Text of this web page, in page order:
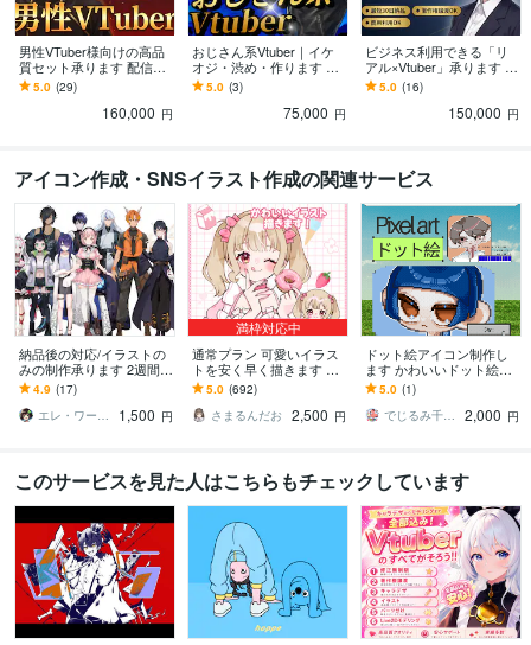
男性VTuber様向けの高品
質セット承ります 配信画
面/背景/ネームロゴ/離席
中/待機中/OP/EDセット
5.0 (29)
160,000 円
おじさん系Vtuber｜イケ
オジ・渋め・作ります 配
信画面/背景/ネームロゴ/離
席中/待機中/OP/EDセット
5.0 (3)
75,000 円
ビジネス利用できる「リ
アル×Vtuber」承ります 広
告塔モデル制作【リアル
タッチ/AI自動音声/人物寄
5.0 (16)
150,000 円
アイコン作成・SNSイラスト作成の関連サービス
納品後の対応/イラストの
みの制作承ります 2週間後
のアフター対応受付窓口
です
4.9 (17)
エレ・ワークス｜Vtuber制作
1,500 円
満枠対応中
通常プラン 可愛いイラス
トを安く早く描きます 歌
ってみた、グッズなど…
用途に合わせた貴方だけ
のイラストを！
5.0 (692)
さまるんだお
2,500 円
ドット絵アイコン制作し
ます かわいいドット絵で
あなただけのSNS用アイ
コンをお作りします
5.0 (1)
でじるみ千葉我孫子
2,000 円
このサービスを見た人はこちらもチェックしています